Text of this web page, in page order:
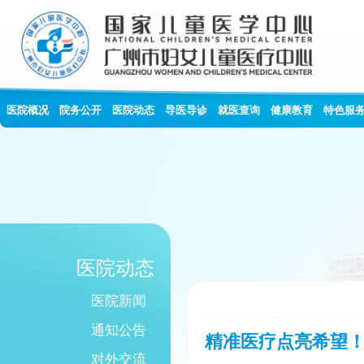
医院概况 院务公开 医院动态 导医导诊 就医查询 健康教育 特色服
医院动态
医院新闻
通知公告
对外交流
精准医疗点亮希望